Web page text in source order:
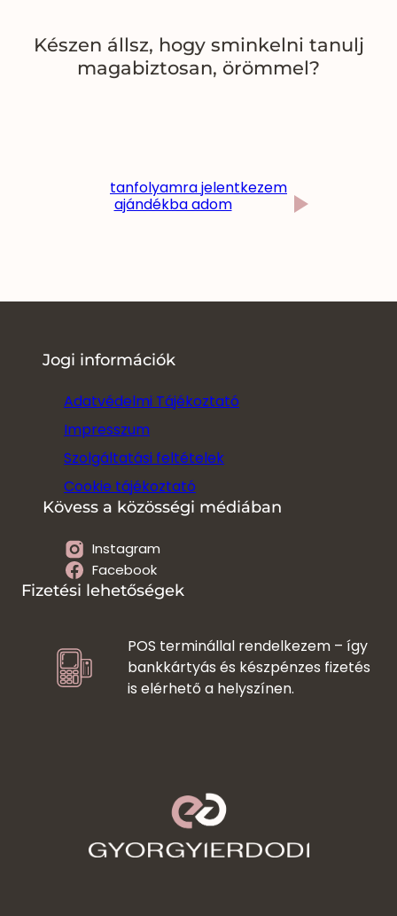
Készen állsz, hogy sminkelni tanulj
magabiztosan, örömmel?
tanfolyamra jelentkezem
ajándékba adom
Jogi információk
Adatvédelmi Tájékoztató
Impresszum
Szolgáltatási feltételek
Cookie tájékoztató
Kövess a közösségi médiában
Instagram
Facebook
Fizetési lehetőségek
POS terminállal rendelkezem – így
bankkártyás és készpénzes fizetés
is elérhető a helyszínen.